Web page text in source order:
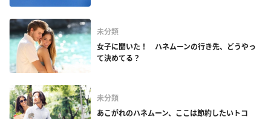
未分類
女子に聞いた！ ハネムーンの行き先、どうやっ
て決めてる？
未分類
あこがれのハネムーン、ここは節約したいトコ